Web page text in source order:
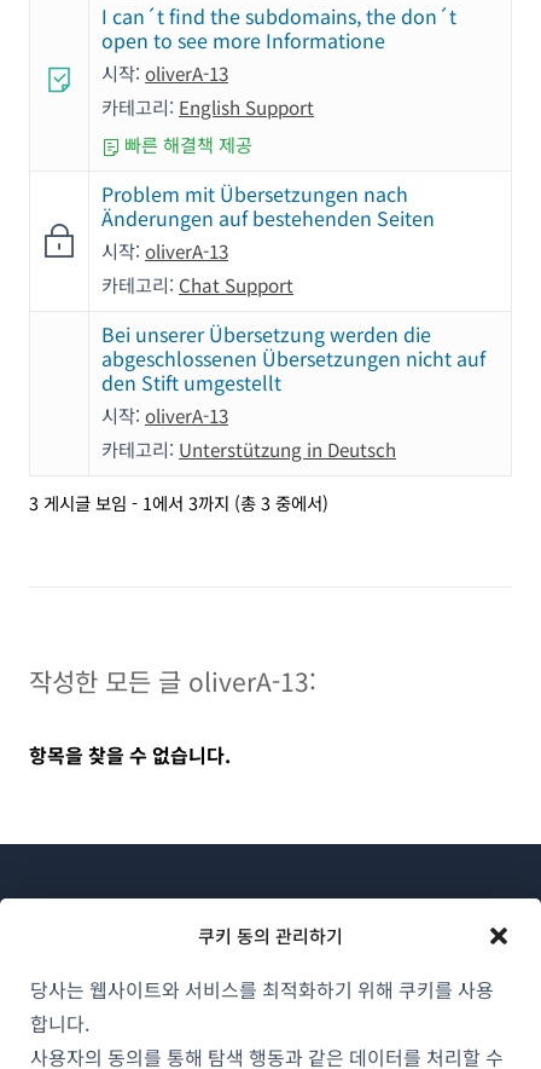
쿠키 동의 관리하기
당사는 웹사이트와 서비스를 최적화하기 위해 쿠키를 사용
합니다.
사용자의 동의를 통해 탐색 행동과 같은 데이터를 처리할 수
I can´t find the subdomains, the don´t
open to see more Informatione
시작: oliverA-13
카테고리: English Support
빠른 해결책 제공
Problem mit Übersetzungen nach
Änderungen auf bestehenden Seiten
시작: oliverA-13
카테고리: Chat Support
Bei unserer Übersetzung werden die
abgeschlossenen Übersetzungen nicht auf
den Stift umgestellt
시작: oliverA-13
카테고리: Unterstützung in Deutsch
3 게시글 보임 - 1에서 3까지 (총 3 중에서)
작성한 모든 글 oliverA-13:
항목을 찾을 수 없습니다.
WPML 소개
GDPR 및 개인정보 처리방침